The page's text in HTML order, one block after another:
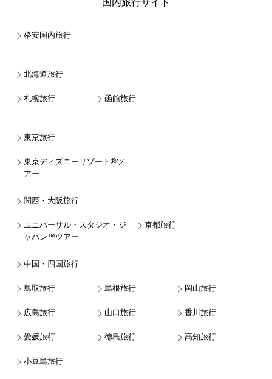
国内旅行サイト
格安国内旅行
北海道旅行
札幌旅行 函館旅行
東京旅行
東京ディズニーリゾート®ツ
アー
関西・大阪旅行
ユニバーサル・スタジオ・ジ
ャパン™ツアー
京都旅行
中国・四国旅行
鳥取旅行 島根旅行 岡山旅行
広島旅行 山口旅行 香川旅行
愛媛旅行 徳島旅行 高知旅行
小豆島旅行